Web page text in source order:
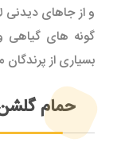
و از جاهای دیدنی
گونه های گیاهی
بسیاری از
حمام